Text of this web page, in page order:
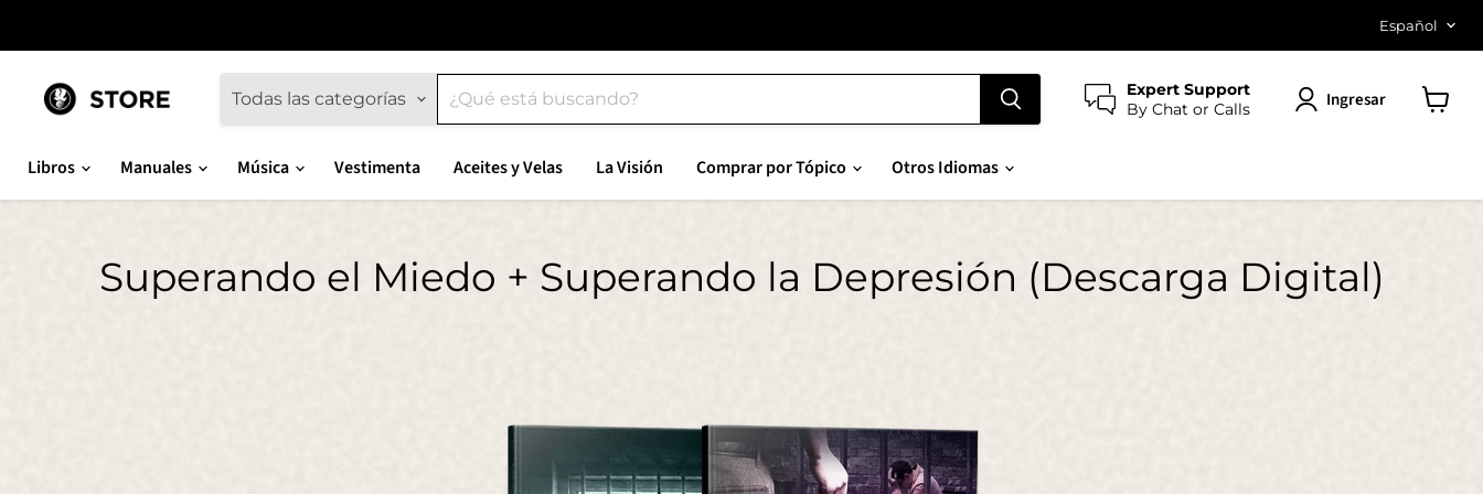
Español
Todas las categorías
Expert Support
By Chat or Calls
Ingresar
Libros Manuales Música Vestimenta Aceites y Velas La Visión Comprar por Tópico Otros Idiomas
Superando el Miedo + Superando la Depresión (Descarga Digital)